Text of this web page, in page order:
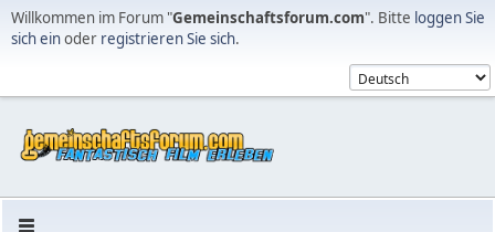
Willkommen im Forum "Gemeinschaftsforum.com". Bitte loggen Sie
sich einoder registrieren Sie sich.